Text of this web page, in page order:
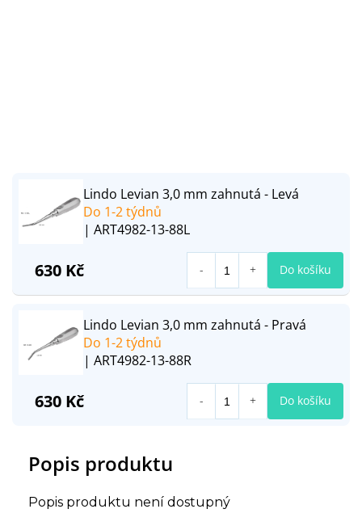
Popis produktu
Popis produktu není dostupný
Lindo Levian 3,0 mm zahnutá - Levá
Do 1-2 týdnů
| ART4982-13-88L
630 Kč Do košíku
Lindo Levian 3,0 mm zahnutá - Pravá
Do 1-2 týdnů
| ART4982-13-88R
630 Kč Do košíku